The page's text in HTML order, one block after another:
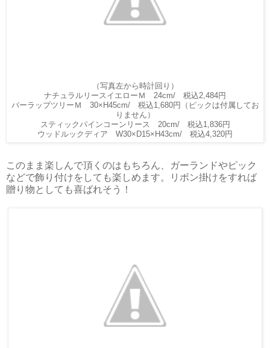
（写真左から時計回り）
ナチュラルリースイエローＭ 24cm/ 税込2,484円
バーラップツリーＭ 30×H45cm/税込1,680円（ピックは付属してお
りません）
スティックパインコーンリース 20cm/税込1,836円
ウッドルックディア W30×D15×H43cm/ 税込4,320円
このまま楽しんで頂くのはもちろん、ガーランドやピック
などで飾り付けをしても楽しめます。リボン掛けをすれば
贈り物としても喜ばれそう！